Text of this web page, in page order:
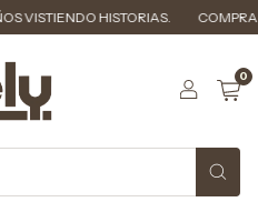
VISTIENDO HISTORIAS.
0